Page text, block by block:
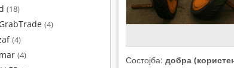
(18)
(4)
(4)
(4) Состојба: добра